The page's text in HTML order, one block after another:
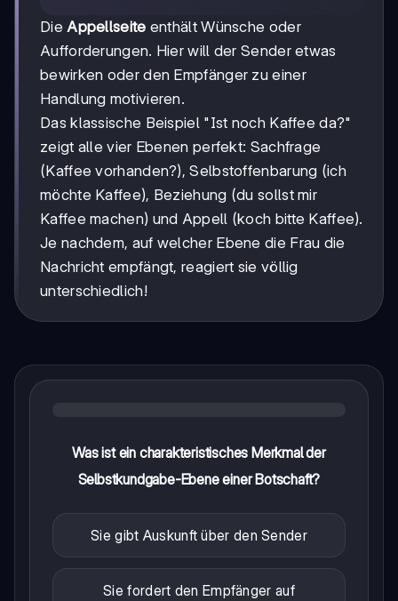
DieAppellseite enthält Wünsche oder
Aufforderungen. Hier will der Sender etwas
bewirken oder den Empfänger zu einer
Handlung motivieren.
Das klassische Beispiel "Ist noch Kaffee da?"
zeigt alle vier Ebenen perfekt: Sachfrage
(Kaffee vorhanden?), Selbstoffenbarung (ich
möchte Kaffee), Beziehung (du sollst mir
Kaffee machen) und Appell (koch bitte Kaffee).
Je nachdem, auf welcher Ebene die Frau die
Nachricht empfängt, reagiert sie völlig
unterschiedlich!
Was ist ein charakteristisches Merkmal der
Selbstkundgabe-Ebene einer Botschaft?
Sie gibt Auskunft über den Sender
Sie fordert den Empfänger auf